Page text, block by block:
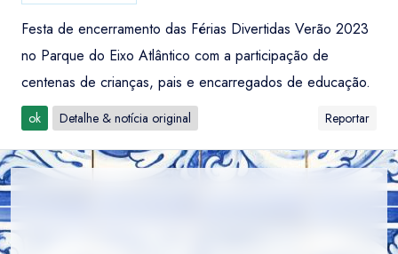
Festa de encerramento das Férias Divertidas Verão 2023
no Parque do Eixo Atlântico com a participação de
centenas de crianças, pais e encarregados de educação.
ok Detalhe & notícia original Reportar